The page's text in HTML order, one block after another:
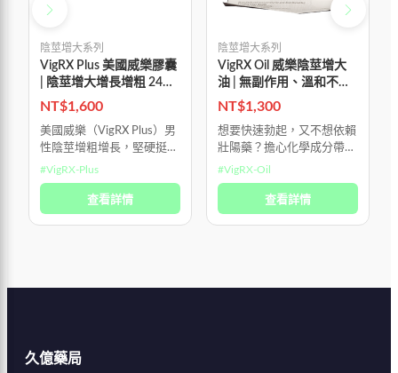
陰莖增大系列
VigRX Plus 美國威樂膠囊
| 陰莖增大增長增粗 24顆/
盒
NT$1,600
美國威樂（VigRX Plus）男
性陰莖增粗增長，堅硬挺
拔。 美國生產，美國進
口，純100%美國血統 純植
物提取沒副作用，用法是早
中晚各一顆，一瓶60顆，3
#VigRX-Plus
查看詳情
陰莖增大系列
VigRX Oil 威樂陰莖增大
油 | 無副作用、溫和不刺
激
NT$1,300
想要快速勃起，又不想依賴
壯陽藥？擔心化學成分帶來
的刺激或副作用？試試
VigRX Oil 助勃增大延時精
油，讓您輕鬆勃起，並持續
享有 30 分鐘以上的性愛時
#VigRX-Oil
查看詳情
久億藥局